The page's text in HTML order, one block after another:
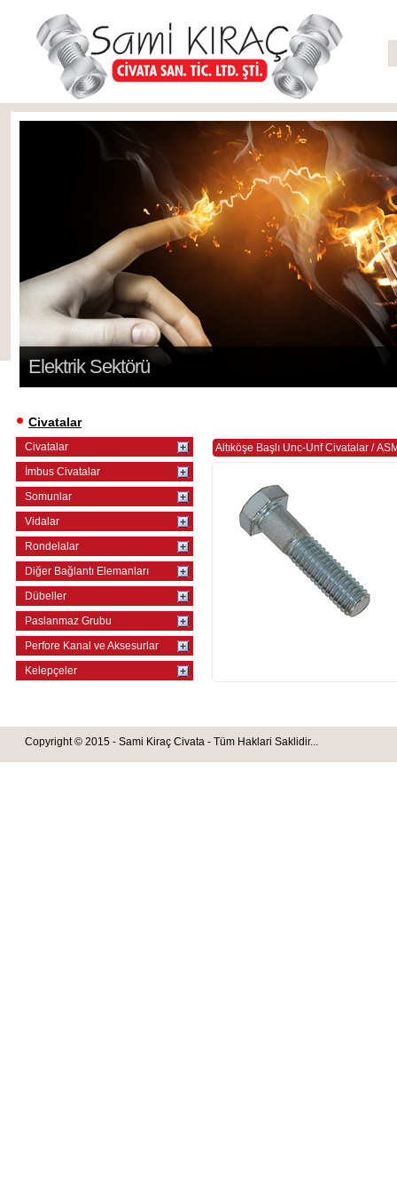
Elektrik Sektörü
Civatalar
Civatalar
İmbus Civatalar
Somunlar
Vidalar
Rondelalar
Diğer Bağlantı Elemanları
Dübeller
Paslanmaz Grubu
Perfore Kanal ve Aksesurlar
Kelepçeler
Altıköşe Başlı Unc-Unf Civatalar /
Copyright © 2015 - Sami Kiraç Civata - Tüm Haklari Saklidir...